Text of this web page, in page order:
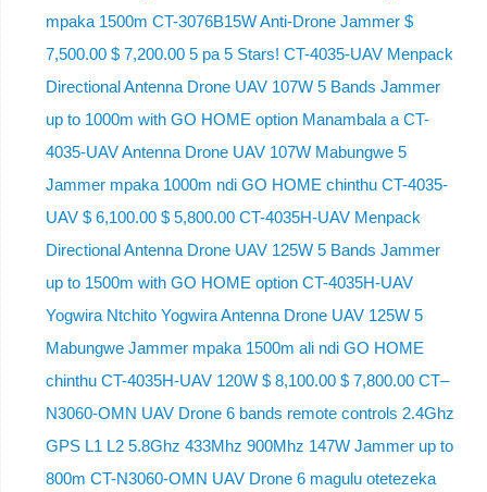
mpaka 1500m CT-3076B15W Anti-Drone Jammer $
7,500.00 $ 7,200.00 5 pa 5 Stars! CT-4035-UAV Menpack
Directional Antenna Drone UAV 107W 5 Bands Jammer
up to 1000m with GO HOME option Manambala a CT-
4035-UAV Antenna Drone UAV 107W Mabungwe 5
Jammer mpaka 1000m ndi GO HOME chinthu CT-4035-
UAV $ 6,100.00 $ 5,800.00 CT-4035H-UAV Menpack
Directional Antenna Drone UAV 125W 5 Bands Jammer
up to 1500m with GO HOME option CT-4035H-UAV
Yogwira Ntchito Yogwira Antenna Drone UAV 125W 5
Mabungwe Jammer mpaka 1500m ali ndi GO HOME
chinthu CT-4035H-UAV 120W $ 8,100.00 $ 7,800.00 CT–
N3060-OMN UAV Drone 6 bands remote controls 2.4Ghz
GPS L1 L2 5.8Ghz 433Mhz 900Mhz 147W Jammer up to
800m CT-N3060-OMN UAV Drone 6 magulu otetezeka